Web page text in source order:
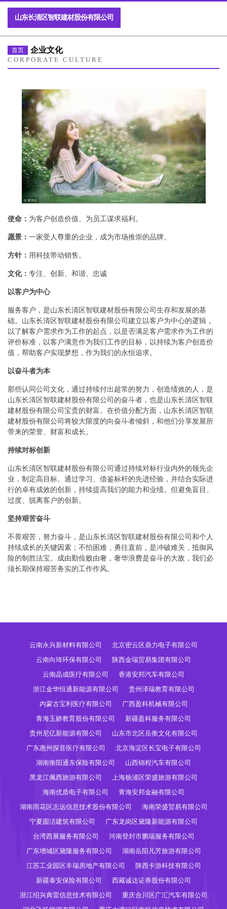
山东长清区智联建材股份有限公司
首页 企业文化
CORPORATE CULTURE
使命： 为客户创造价值、为员工谋求福利。
愿景： 一家受人尊重的企业，成为市场推崇的品牌。
方针： 用科技带动销售。
文化： 专注、创新、和谐、忠诚
以客户为中心
服务客户，是山东长清区智联建材股份有限公司生存和发展的基
础。山东长清区智联建材股份有限公司建立以客户为中心的逻辑，
以了解客户需求作为工作的起点，以是否满足客户需求作为工作的
评价标准，以客户满意作为我们工作的目标，以持续为客户创造价
值，帮助客户实现梦想，作为我们的永恒追求。
以奋斗者为本
那些认同公司文化，通过持续付出超常的努力，创造绩效的人，是
山东长清区智联建材股份有限公司的奋斗者，也是山东长清区智联
建材股份有限公司宝贵的财富。在价值分配方面，山东长清区智联
建材股份有限公司将较大限度的向奋斗者倾斜，和他们分享发展所
带来的荣誉、财富和成长。
持续对标创新
山东长清区智联建材股份有限公司通过持续对标行业内外的领先企
业，制定高目标。通过学习、借鉴标杆的先进经验，并结合实际进
行的卓有成效的创新，持续提高我们的能力和业绩。但避免盲目、
过度、脱离客户的创新。
坚持艰苦奋斗
不畏艰苦，努力奋斗，是山东长清区智联建材股份有限公司和个人
持续成长的关键因素；不怕困难，勇往直前，是冲破难关，抵御风
险的制胜法宝。成由勤俭败由奢，奢华浪费是奋斗的大敌，我们必
须长期保持艰苦务实的工作作风。
云南永兴新材料有限公司
北京密云区鼎力电子有限公司
云南向琦环保有限公司
陕西金瑞贸易集团有限公司
云南晶成医疗有限公司
香港安邦汽车有限公司
浙江金华恒通新能源有限公司
贵州泽瑞教育有限公司
内蒙古宝利医疗有限公司
广西盈科机械有限公司
青海玉娇教育股份有限公司
新疆盈科服务有限公司
贵州尼亿新能源有限公司
山东市北区岳衡文化有限公司
广东惠州探音医疗有限公司
北京海淀区长宝电子有限公司
湖南衡阳通东保险有限公司
山西锦程汽车有限公司
黑龙江佩西旅游有限公司
上海杨浦区荣盛旅游有限公司
海南优质电子有限公司
青海安邦金融有限公司
湖南雨花区志远信息技术股份有限公司
海南荣盛贸易有限公司
宁夏圆洁建筑有限公司
广东龙岗区黛隆新能源有限公司
台湾西展服务有限公司
河南登封市鹏瑞服务有限公司
广东增城区黛隆服务有限公司
湖南岳阳凡芳旅游有限公司
江苏工业园区丰瑞房地产有限公司
陕西卡游科技有限公司
新疆泰安保险有限公司
西藏诚达证券股份有限公司
浙江绍兴典雷信息技术有限公司
重庆合川区广汇汽车有限公司